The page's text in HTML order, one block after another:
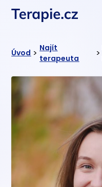
Úvod > Najít
terapeuta
>